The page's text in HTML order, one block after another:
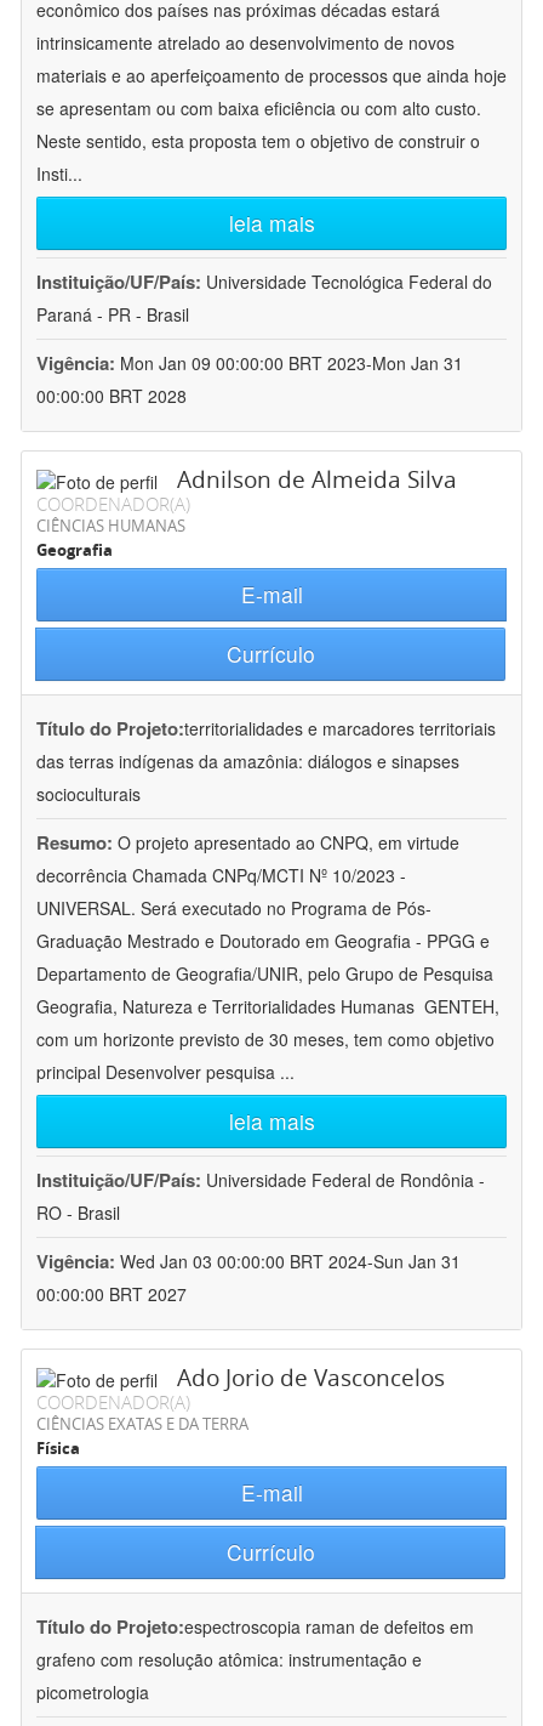
econômico dos países nas próximas décadas estará
intrinsicamente atrelado ao desenvolvimento de novos
materiais e ao aperfeiçoamento de processos que ainda hoje
se apresentam ou com baixa eficiência ou com alto custo.
Neste sentido, esta proposta tem o objetivo de construir o
Insti...
leia mais
Instituição/UF/País: Universidade Tecnológica Federal do
Paraná - PR - Brasil
Vigência: Mon Jan 09 00:00:00 BRT 2023-Mon Jan 31
00:00:00 BRT 2028
Adnilson de Almeida Silva
COORDENADOR(A)
CIÊNCIAS HUMANAS
Geografia
E-mail
Currículo
Título do Projeto:territorialidades e marcadores territoriais
das terras indígenas da amazônia: diálogos e sinapses
socioculturais
Resumo: O projeto apresentado ao CNPQ, em virtude
decorrência Chamada CNPq/MCTI Nº 10/2023 -
UNIVERSAL. Será executado no Programa de Pós-
Graduação Mestrado e Doutorado em Geografia - PPGG e
Departamento de Geografia/UNIR, pelo Grupo de Pesquisa
Geografia, Natureza e Territorialidades Humanas  GENTEH,
com um horizonte previsto de 30 meses, tem como objetivo
principal Desenvolver pesquisa ...
leia mais
Instituição/UF/País: Universidade Federal de Rondônia -
RO - Brasil
Vigência: Wed Jan 03 00:00:00 BRT 2024-Sun Jan 31
00:00:00 BRT 2027
Ado Jorio de Vasconcelos
COORDENADOR(A)
CIÊNCIAS EXATAS E DA TERRA
Física
E-mail
Currículo
Título do Projeto:espectroscopia raman de defeitos em
grafeno com resolução atômica: instrumentação e
picometrologia